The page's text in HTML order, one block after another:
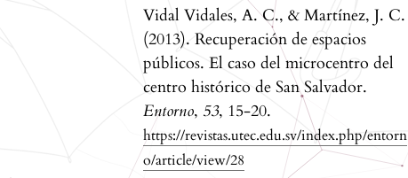
Vidal Vidales, A. C., & Martínez, J. C.
(2013). Recuperación de espacios
públicos. El caso del microcentro del
centro histórico de San Salvador.
Entorno, 53, 15-20.
https://revistas.utec.edu.sv/index.php/entorn
o/article/view/28